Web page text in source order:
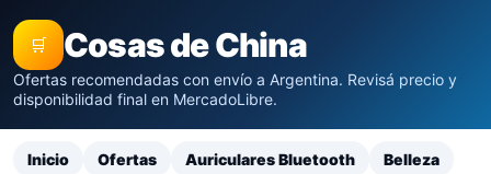
🛒 Cosas de China
Ofertas recomendadas con envío a Argentina. Revisá precio y
disponibilidad final en MercadoLibre.
Inicio Ofertas Auriculares Bluetooth
Belleza